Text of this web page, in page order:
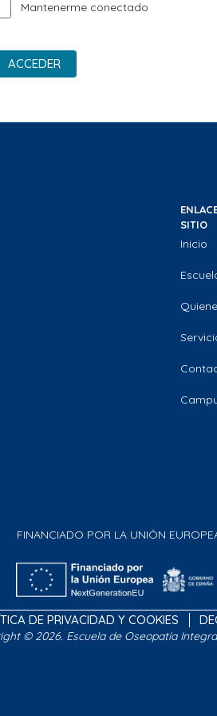
Mantenerme conectado
ACCEDER
SITIO
Inicio
FINANCIADO POR LA UNIÓN
DE PRIVACIDAD Y COOKIES
© 2026. Escuela de Oseopatía